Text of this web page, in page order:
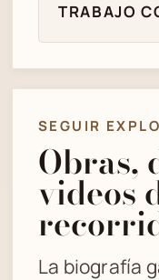
TRABAJO
SEGUIR
Obras,
videos
La biografía